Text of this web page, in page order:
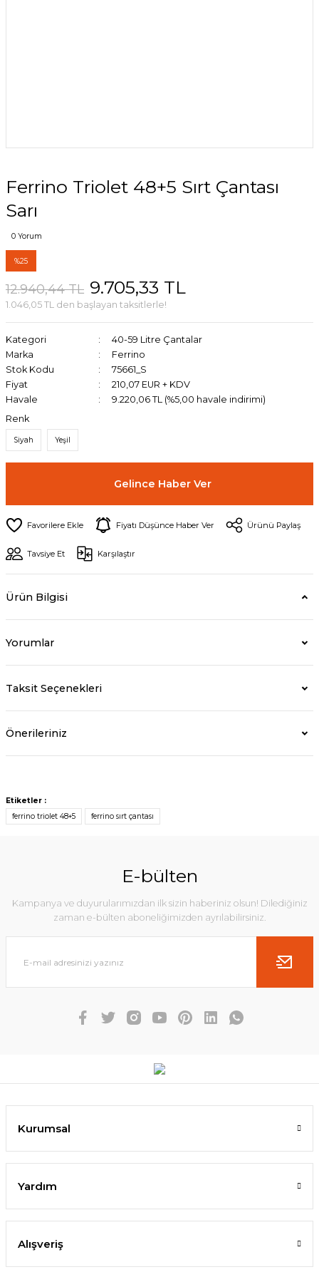
Ferrino Triolet 48+5 Sırt Çantası
Sarı
0 Yorum
%25
12.940,44 TL 9.705,33 TL
1.046,05 TL den başlayan taksitlerle!
Kategori
40-59 Litre Çantalar
Marka
Ferrino
Stok Kodu
75661_S
Fiyat
210,07 EUR + KDV
Havale
9.220,06 TL (%5,00 havale indirimi)
Renk
Siyah Yeşil
Gelince Haber Ver
Fiyatı Düşünce Haber Ver Ürünü Paylaş
Tavsiye Et Karşılaştır
Ürün Bilgisi
Yorumlar
Taksit Seçenekleri
Önerileriniz
Etiketler :
ferrino triolet 48+5
ferrino sırt çantası
E-bülten
Kampanya ve duyurularımızdan ilk sizin haberiniz olsun! Dilediğiniz
zaman e-bülten aboneliğimizden ayrılabilirsiniz.
Kurumsal
Yardım
Alışveriş